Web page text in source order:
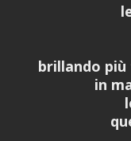
brillando
in